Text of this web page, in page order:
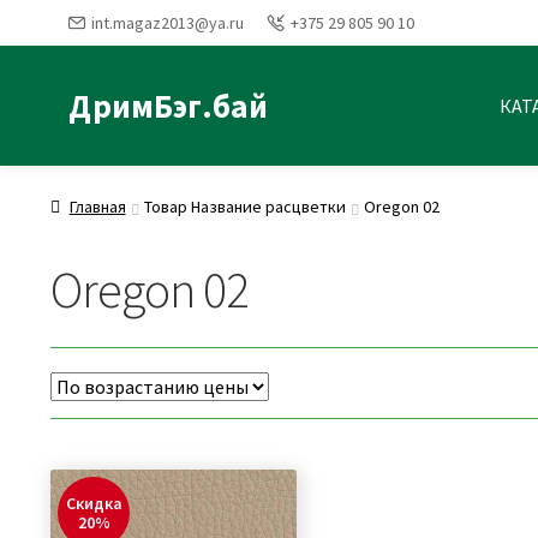
int.magaz2013@ya.ru +375 29 805 90 10
ДримБэг.бай
Главная Товар Название расцветки Oregon 02
Oregon 02
Скидка
20%